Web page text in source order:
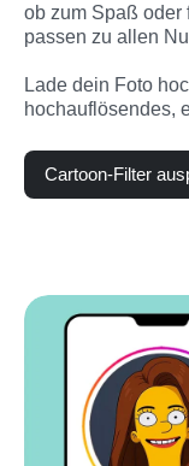
ob zum Spaß oder
passen zu allen
Lade dein Foto
hochauflösendes,
Cartoon-Filter